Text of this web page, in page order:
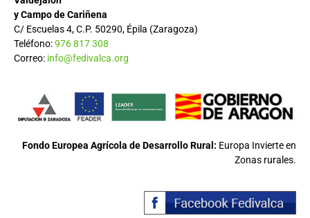
y Campo de Cariñena
C/ Escuelas 4, C.P. 50290, Épila (Zaragoza)
Teléfono:976 817 308
Correo: info@fedivalca.org
Fondo Europea Agrícola de Desarrollo Rural: Europa Invierte en
Zonas rurales.